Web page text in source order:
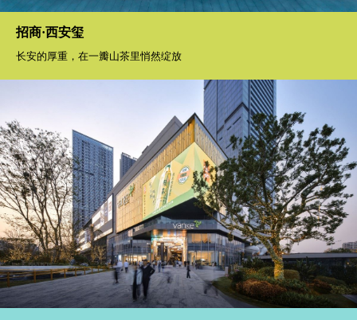
招商·西安玺
长安的厚重，在一瓣山茶里悄然绽放